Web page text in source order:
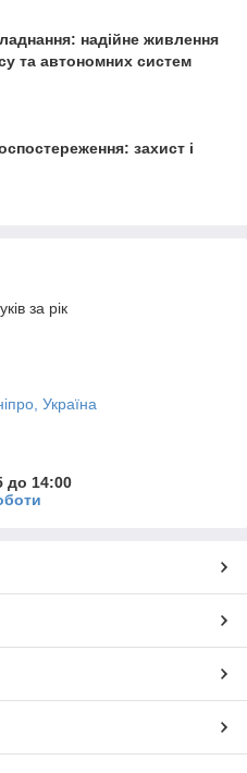
надійне живлення
та автономних систем
захист і
за рік
Україна
до 14:00